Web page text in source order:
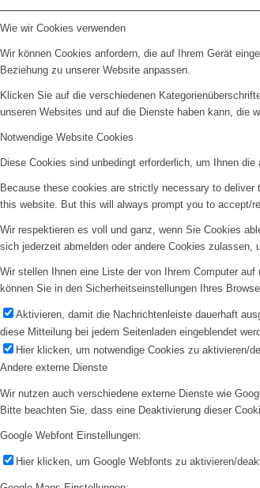
Wie wir Cookies verwenden
Wir können Cookies anfordern, die auf Ihrem Gerät
Beziehung zu unserer Website anpassen.
Klicken Sie auf die verschiedenen
unseren Websites und auf die Dienste haben kann, die
Notwendige Website Cookies
Diese Cookies sind unbedingt erforderlich, um Ihnen
Because these cookies are strictly necessary to
this website. But this will always prompt you to accept/
Wir respektieren es voll und ganz, wenn Sie Cookies
sich jederzeit abmelden oder andere Cookies
Wir stellen Ihnen eine Liste der von Ihrem Computer
können Sie in den Sicherheitseinstellungen Ihres
Aktivieren, damit die Nachrichtenleiste dauerhaft
diese Mitteilung bei jedem Seitenladen eingeblendet
Hier klicken, um notwendige Cookies zu aktivieren/
Andere externe Dienste
Wir nutzen auch verschiedene externe Dienste wie
Bitte beachten Sie, dass eine Deaktivierung dieser
Google Webfont Einstellungen:
Hier klicken, um Google Webfonts zu aktivieren/